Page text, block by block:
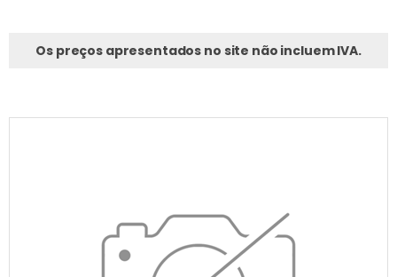
Os preços apresentados no site não incluem IVA.